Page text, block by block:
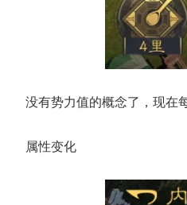
没有势力值的概念了，现在
属性变化